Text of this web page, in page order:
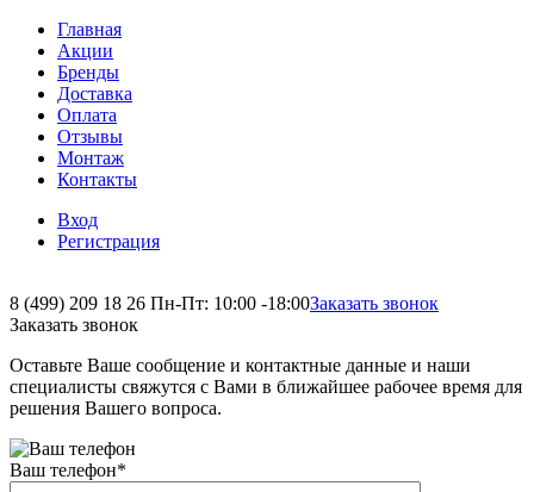
Главная
Акции
Бренды
Доставка
Оплата
Отзывы
Монтаж
Контакты
Вход
Регистрация
8 (499) 209 18 26 Пн-Пт: 10:00 -18:00Заказать звонок
Заказать звонок
Оставьте Ваше сообщение и контактные данные и наши
специалисты свяжутся с Вами в ближайшее рабочее время для
решения Вашего вопроса.
Ваш телефон*